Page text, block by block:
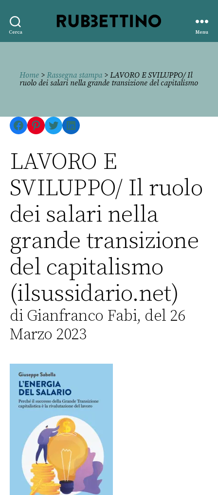
Cerca
editore
Menu
Home > Rassegna stampa> LAVORO E SVILUPPO/ Il
ruolo dei salari nella grande transizione del capitalismo
Facebook
Pinterest
TwitterLinkedIn
LAVORO E
SVILUPPO/ Il ruolo
dei salari nella
grande transizione
del capitalismo
(ilsussidario.net)
di Gianfranco Fabi, del 26
Marzo 2023